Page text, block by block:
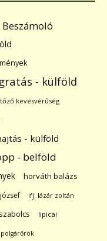
Beszámoló
- külföld
kevésvérűség
- külföld
- belföld
horváth balázs
ifj. lázár zoltán
lipicai